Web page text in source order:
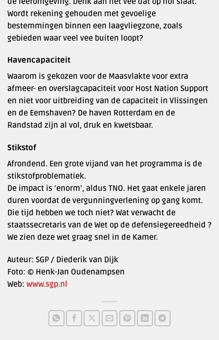
Wordt rekening gehouden met gevoelige
bestemmingen binnen een laagvliegzone, zoals
gebieden waar veel vee buiten loopt?
Havencapaciteit
Waarom is gekozen voor de Maasvlakte voor extra
afmeer- en overslagcapaciteit voor Host Nation Support
en niet voor uitbreiding van de capaciteit in Vlissingen
en de Eemshaven? De haven Rotterdam en de
Randstad zijn al vol, druk en kwetsbaar.
Stikstof
Afrondend. Een grote vijand van het programma is de
stikstofproblematiek.
De impact is ‘enorm’, aldus TNO. Het gaat enkele jaren
duren voordat de vergunningverlening op gang komt.
Die tijd hebben we toch niet? Wat verwacht de
staatssecretaris van de Wet op de defensiegereedheid ?
We zien deze wet graag snel in de Kamer.
Auteur: SGP / Diederik van Dijk
Foto: © Henk-Jan Oudenampsen
Web: www.sgp.nl